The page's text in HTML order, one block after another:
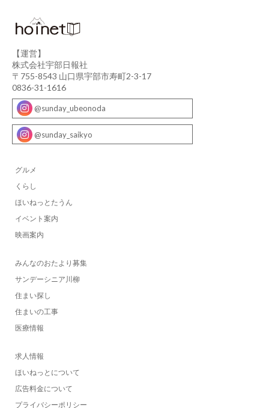
【運営】
株式会社宇部日報社
〒755-8543 山口県宇部市寿町2-3-17
0836-31-1616
@sunday_ubeonoda
@sunday_saikyo
グルメ
くらし
ほいねっとたうん
イベント案内
映画案内
みんなのおたより募集
サンデーシニア川柳
住まい探し
住まいの工事
医療情報
求人情報
ほいねっとについて
広告料金について
プライバシーポリシー